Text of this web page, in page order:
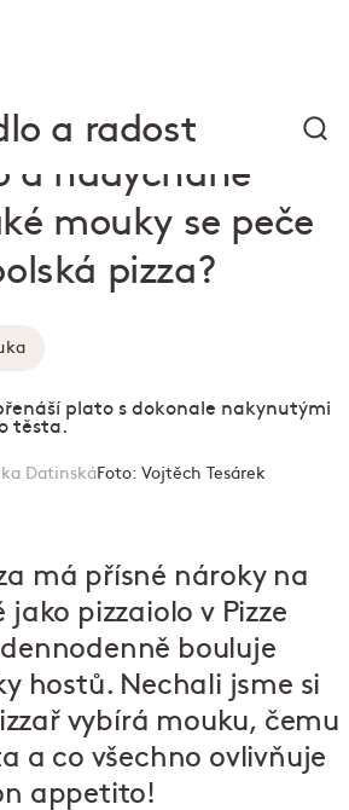
a radost
a nadýchané
mouky se peče
pizza?
DatinskáFoto: Vojtěch Tesárek
má přísné nároky na
jako pizzaiolo v Pizze
bouluje
hostů. Nechali jsme si
vybírá mouku, čemu
a co všechno ovlivňuje
appetito!